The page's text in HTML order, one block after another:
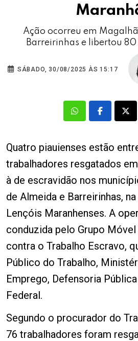
Ação ocorreu em
Barreirinhas e libertou
SÁBADO, 30/08/2025 ÀS 15:17
Quatro piauienses estão
trabalhadores resgatados
à de escravidão nos
de Almeida e Barreirinhas,
Lençóis Maranhenses. A
conduzida pelo Grupo
contra o Trabalho Escravo,
Público do Trabalho,
Emprego, Defensoria
Federal.
Segundo o procurador do
76 trabalhadores foram